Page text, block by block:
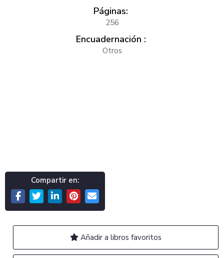
Páginas:
256
Encuadernación :
Otros
Compartir en:
Añadir a libros favoritos